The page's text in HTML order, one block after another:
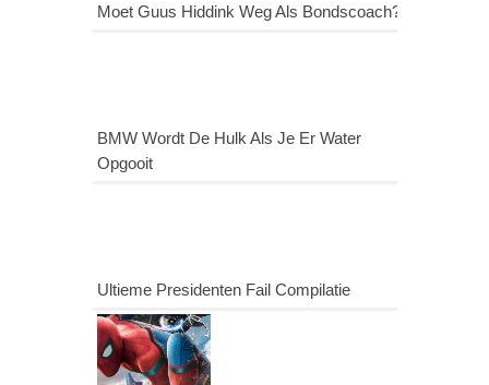
Moet Guus Hiddink Weg Als Bondscoach?
BMW Wordt De Hulk Als Je Er Water
Opgooit
Ultieme Presidenten Fail Compilatie